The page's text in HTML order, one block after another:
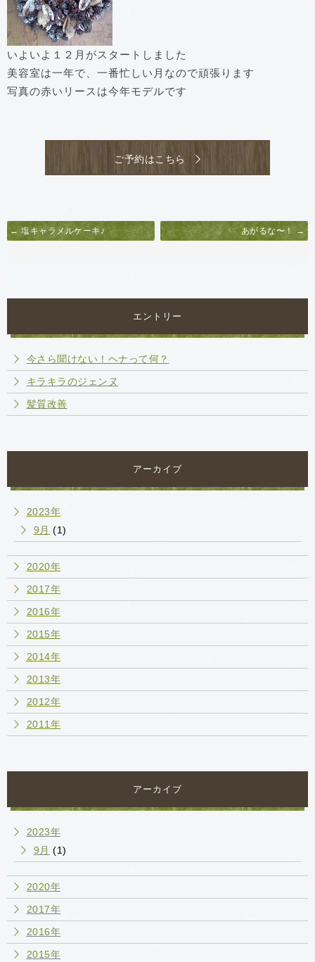
いよいよ１２月がスタートしました
美容室は一年で、一番忙しい月なので頑張ります
写真の赤いリースは今年モデルです
ご予約はこちら
← 塩キャラメルケーキ♪ あがるな〜！ →
エントリー
今さら聞けない！ヘナって何？
キラキラのジェンヌ
髪質改善
アーカイブ
2023年
9月 (1)
2020年
2017年
2016年
2015年
2014年
2013年
2012年
2011年
アーカイブ
2023年
9月 (1)
2020年
2017年
2016年
2015年